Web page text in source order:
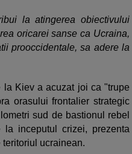
la atingerea obiectivului
oricarei sanse ca Ucraina,
prooccidentale, sa adere la
la Kiev a acuzat joi ca "trupe
orasului frontalier strategic
sud de bastionul rebel
inceputul crizei, prezenta
ucrainean.